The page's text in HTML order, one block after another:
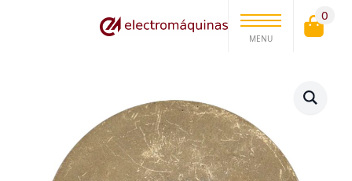
MENU
0